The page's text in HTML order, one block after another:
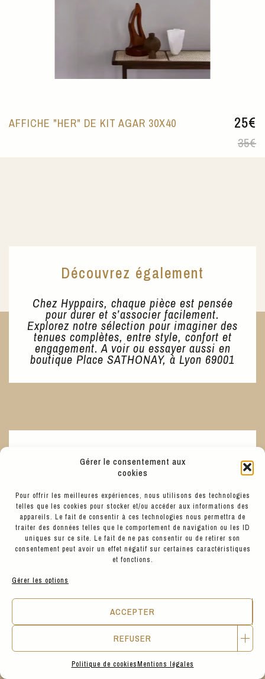
Gérer le consentement aux
cookies
Pour offrir les meilleures expériences, nous utilisons des technologies
telles que les cookies pour stocker et/ou accéder aux informations des
appareils. Le fait de consentir à ces technologies nous permettra de
traiter des données telles que le comportement de navigation ou les ID
uniques sur ce site. Le fait de ne pas consentir ou de retirer son
consentement peut avoir un effet négatif sur certaines caractéristiques
et fonctions.
Gérer les options
ACCEPTER
REFUSER
Politique de cookiesMentions légales
Le
prix
25€
Le
prix
35€
AFFICHE "HER" DE KIT AGAR 30X40
Découvrez également
Chez Hyppairs, chaque pièce est pensée
pour durer et s’associer facilement.
Explorez notre sélection pour imaginer des
tenues complètes, entre style, confort et
engagement. A voir ou essayer aussi en
boutique Place SATHONAY, à Lyon 69001
BETTER CHANGE